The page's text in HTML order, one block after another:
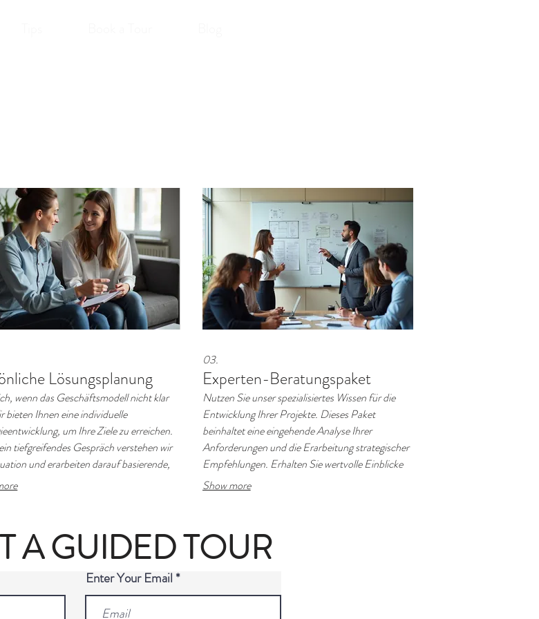
Lösungsplanung
wenn das Geschäftsmodell nicht klar
bieten Ihnen eine individuelle
um Ihre Ziele zu erreichen.
tiefgreifendes Gespräch verstehen wir
und erarbeiten darauf basierende,
Pläne. Profitieren Sie von
03.
Experten-Beratungspaket
Nutzen Sie unser spezialisiertes Wissen für die
Entwicklung Ihrer Projekte. Dieses Paket
beinhaltet eine eingehende Analyse Ihrer
Anforderungen und die Erarbeitung strategischer
Empfehlungen. Erhalten Sie wertvolle Einblicke
und eine fundierte Richtung, um Ihre Ziele
Show more
A GUIDED TOUR
Enter Your Email